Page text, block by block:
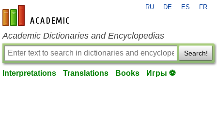
en-academic.com
RU DE ES FR
Academic Dictionaries and Encyclopedias
Search!
Interpretations Translations Books Игры ⚽